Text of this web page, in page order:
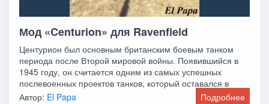
Мод «Centurion» для Ravenfield
Центурион был основным британским боевым танком
периода после Второй мировой войны. Появившийся в
1945 году, он считается одним из самых успешных
послевоенных проектов танков, который оставался в
Автор: El Papa Подробнее